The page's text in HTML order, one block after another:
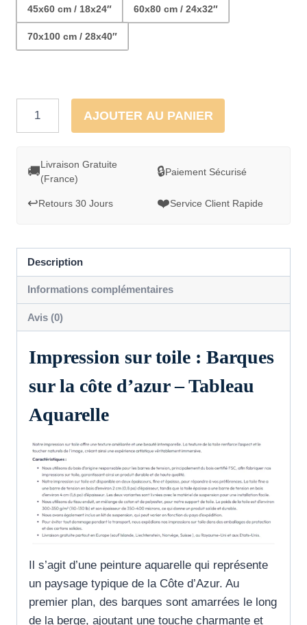
45x60 cm / 18x24″ 60x80 cm / 24x32″
70x100 cm / 28x40″
sur
côte
Tableau
Aquarelle
AJOUTER AU PANIER
🚚 Livraison Gratuite
(France)
🔒Paiement Sécurisé
↩️ Retours 30 Jours ❤️Service Client Rapide
Description
Informations complémentaires
Avis (0)
Impression sur toile : Barques
sur la côte d’azur – Tableau
Aquarelle
Il s’agit d’une peinture aquarelle qui représente
un paysage typique de la Côte d’Azur. Au
premier plan, des barques sont amarrées le long
de la berge, ajoutant une touche charmante et